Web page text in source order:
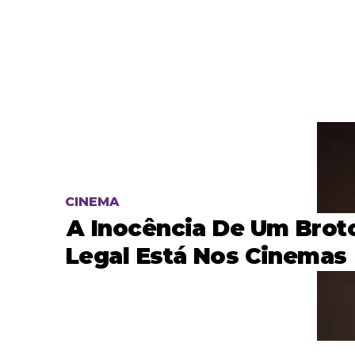
CINEMA
A Inocência De Um
Legal Está Nos Cinemas